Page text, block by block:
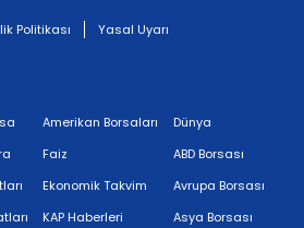
Politikası Yasal Uyarı
Amerikan Borsaları
Faiz
Ekonomik Takvim
KAP Haberleri
Dünya
ABD Borsası
Avrupa Borsası
Asya Borsası